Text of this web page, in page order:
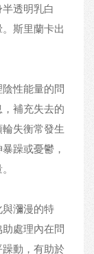
透明乳白
斯里蘭卡出
性能量的問
補充失去的
失衡常發生
躁或憂鬱，
瀰漫的特
處理內在問
動，有助於